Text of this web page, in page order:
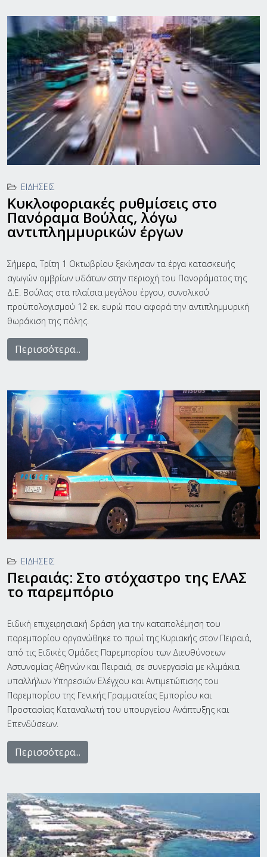
ΕΙΔΉΣΕΙΣ
Κυκλοφοριακές ρυθμίσεις στο
Πανόραμα Βούλας, λόγω
αντιπλημμυρικών έργων
Σήμερα, Τρίτη 1 Οκτωβρίου ξεκίνησαν τα έργα κατασκευής
αγωγών ομβρίων υδάτων στην περιοχή του Πανοράματος της
Δ.Ε. Βούλας στα πλαίσια μεγάλου έργου, συνολικού
προϋπολογισμού 12 εκ. ευρώ που αφορά την αντιπλημμυρική
θωράκιση της πόλης.
Περισσότερα...
ΕΙΔΉΣΕΙΣ
Πειραιάς: Στο στόχαστρο της ΕΛΑΣ
το παρεμπόριο
Ειδική επιχειρησιακή δράση για την καταπολέμηση του
παρεμπορίου οργανώθηκε το πρωί της Κυριακής στον Πειραιά,
από τις Ειδικές Ομάδες Παρεμπορίου των Διευθύνσεων
Αστυνομίας Αθηνών και Πειραιά, σε συνεργασία με κλιμάκια
υπαλλήλων Υπηρεσιών Ελέγχου και Αντιμετώπισης του
Παρεμπορίου της Γενικής Γραμματείας Εμπορίου και
Προστασίας Καταναλωτή του υπουργείου Ανάπτυξης και
Επενδύσεων.
Περισσότερα...